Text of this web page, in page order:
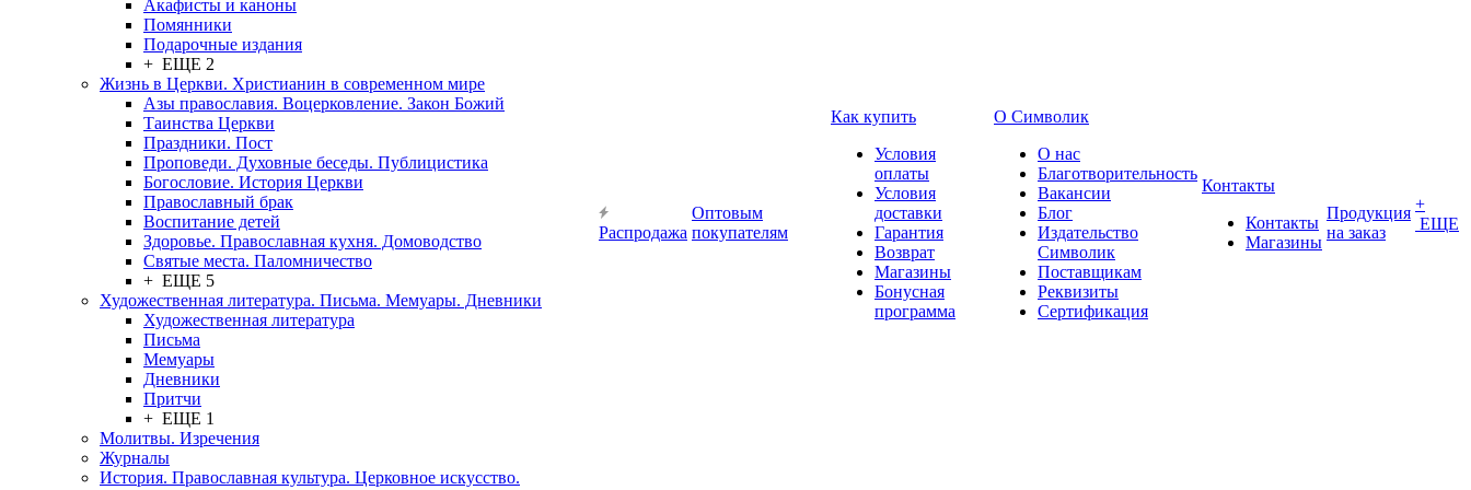
Акафисты и каноны
Помянники
Подарочные издания
+ ЕЩЕ 2
Жизнь в Церкви. Христианин в современном мире
Азы православия. Воцерковление. Закон Божий
Таинства Церкви
Праздники. Пост
Проповеди. Духовные беседы. Публицистика
Богословие. История Церкви
Православный брак
Воспитание детей
Здоровье. Православная кухня. Домоводство
Святые места. Паломничество
+ ЕЩЕ 5
Художественная литература. Письма. Мемуары. Дневники
Художественная литература
Письма
Мемуары
Дневники
Притчи
+ ЕЩЕ 1
Молитвы. Изречения
Журналы
История. Православная культура. Церковное искусство.
Распродажа
Оптовым
покупателям
Как купить
Условия
оплаты
Условия
доставки
Гарантия
Возврат
Магазины
Бонусная
программа
О Символик
О нас
Благотворительность
Вакансии
Блог
Издательство
Символик
Поставщикам
Реквизиты
Сертификация
Контакты
Контакты
Магазины
Продукция
на заказ
+
ЕЩЕ